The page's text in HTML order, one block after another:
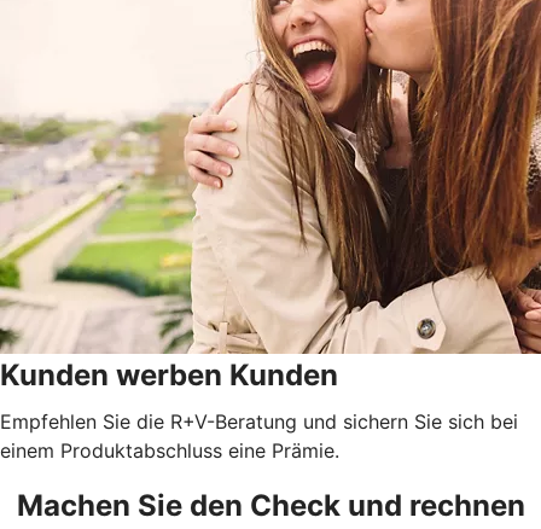
Kunden werben Kunden
Empfehlen Sie die R+V-Beratung und sichern Sie sich bei
einem Produktabschluss eine Prämie.
Machen Sie den Check und rechnen